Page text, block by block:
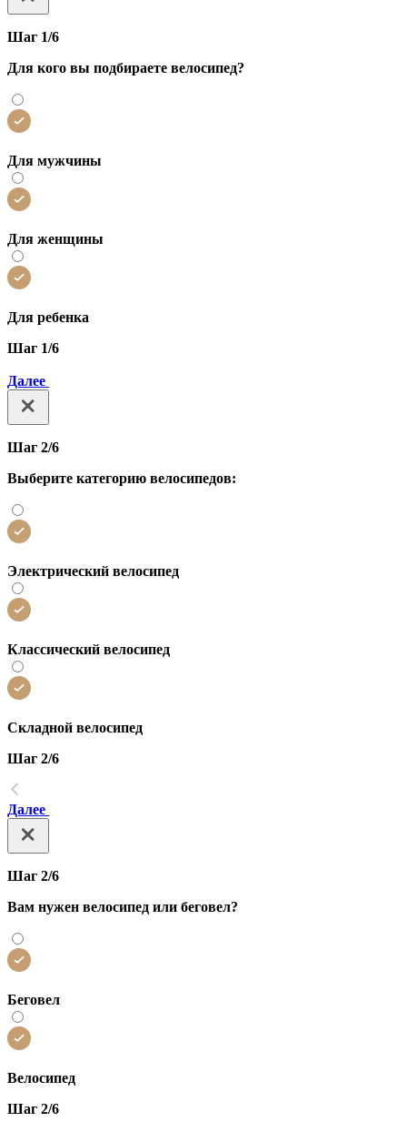
Шаг 1/6
Для кого вы подбираете велосипед?
Для мужчины
Для женщины
Для ребенка
Шаг 1/6
Далее
Шаг 2/6
Выберите категорию велосипедов:
Электрический велосипед
Классический велосипед
Складной велосипед
Шаг 2/6
Далее
Шаг 2/6
Вам нужен велосипед или беговел?
Беговел
Велосипед
Шаг 2/6